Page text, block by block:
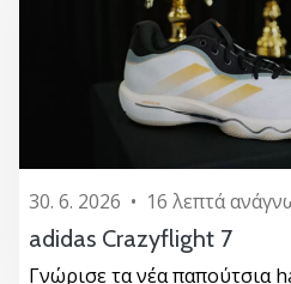
30. 6. 2026 • 16 λεπτά
adidas Crazyflight 7
Γνώρισε τα νέα παπούτσια